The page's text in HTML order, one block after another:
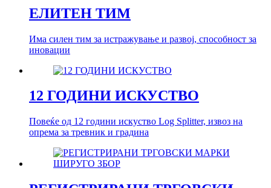
ЕЛИТЕН ТИМ
Има силен тим за истражување и развој, способност за
иновации
12 ГОДИНИ ИСКУСТВО
Повеќе од 12 години искуство Log Splitter, извоз на
опрема за тревник и градина